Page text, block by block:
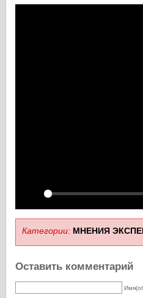
Категории: МНЕНИЯ
Оставить комментарий